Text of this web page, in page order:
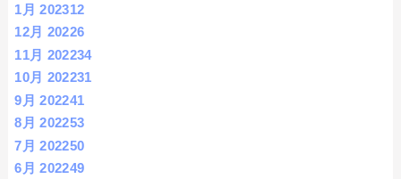
1月 202312
12月 20226
11月 202234
10月 202231
9月 202241
8月 202253
7月 202250
6月 202249